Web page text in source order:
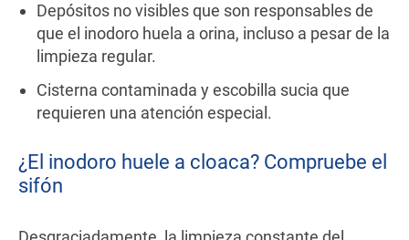
Depósitos no visibles que son responsables de
que el inodoro huela a orina, incluso a pesar de la
limpieza regular.
Cisterna contaminada y escobilla sucia que
requieren una atención especial.
¿El inodoro huele a cloaca? Compruebe el
sifón